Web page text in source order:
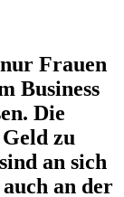
Frauen
Business
Die
zu
an sich
an der